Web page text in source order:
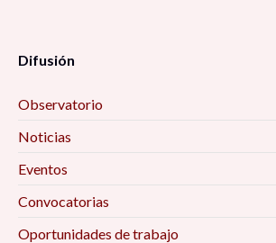
Difusión
Observatorio
Noticias
Eventos
Convocatorias
Oportunidades de trabajo